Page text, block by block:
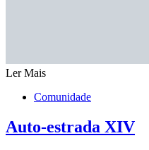
Ler Mais
Comunidade
Auto-estrada XIV